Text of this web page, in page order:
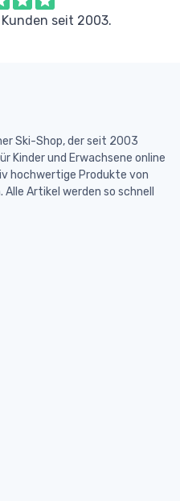
Kunden seit 2003.
Ski-Shop, der seit 2003
Kinder und Erwachsene online
hochwertige Produkte von
Artikel werden so schnell